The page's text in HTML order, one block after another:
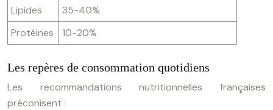
Lipides
35-40%
Protéines
10-20%
Les repères de consommation quotidiens
Les recommandations nutritionnelles françaises
préconisent :